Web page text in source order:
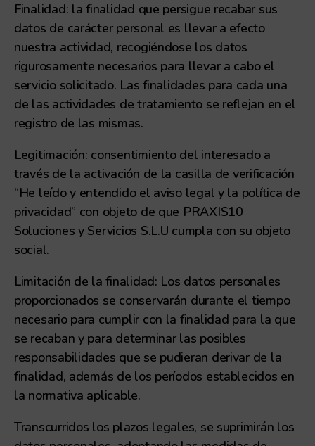
Finalidad: la finalidad que persigue recabar sus
datos de carácter personal es llevar a efecto
nuestra actividad, recogiéndose los datos
rigurosamente necesarios para llevar a cabo el
servicio solicitado. Las finalidades para cada una
de las actividades de tratamiento se reflejan en el
registro de las mismas.
Legitimación: consentimiento del interesado a
través de la activación de la casilla de verificación
“He leído y entendido el aviso legal y la política de
privacidad” con objeto de que PRAXIS10
Soluciones y Servicios S.L.U cumpla con su objeto
social.
Limitación de la finalidad: Los datos personales
proporcionados se conservarán durante el tiempo
necesario para cumplir con la finalidad para la que
se recaban y para determinar las posibles
responsabilidades que se pudieran derivar de la
finalidad, además de los períodos establecidos en
la normativa aplicable.
Transcurridos los plazos legales, se suprimirán los